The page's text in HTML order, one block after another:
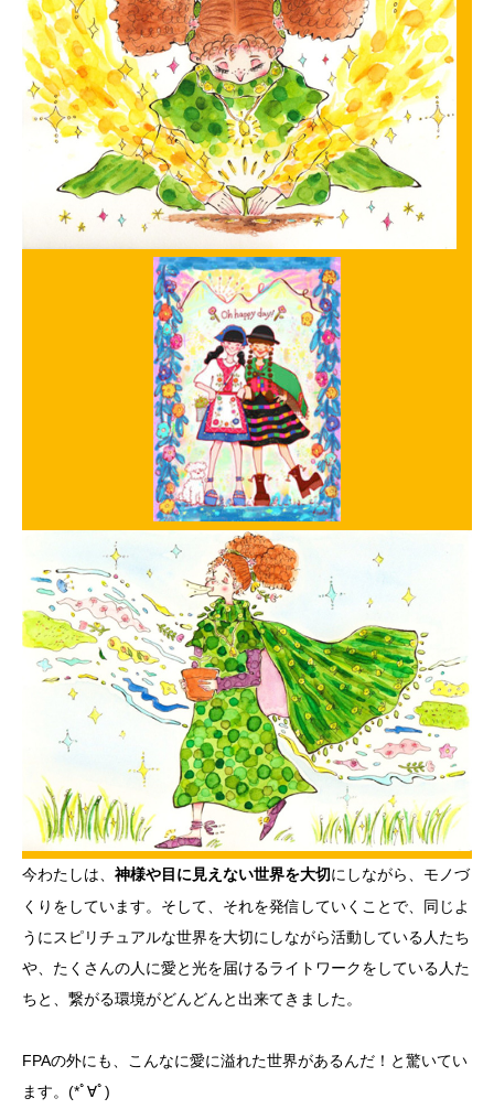
今わたしは、 神様や目に見えない世界を大切にしながら、モノづ
くりをしています。そして、それを発信していくことで、同じよ
うにスピリチュアルな世界を大切にしながら活動している人たち
や、たくさんの人に愛と光を届けるライトワークをしている人た
ちと、繋がる環境がどんどんと出来てきました。
FPAの外にも、こんなに愛に溢れた世界があるんだ！と驚いてい
ます。(*ﾟ∀ﾟ)